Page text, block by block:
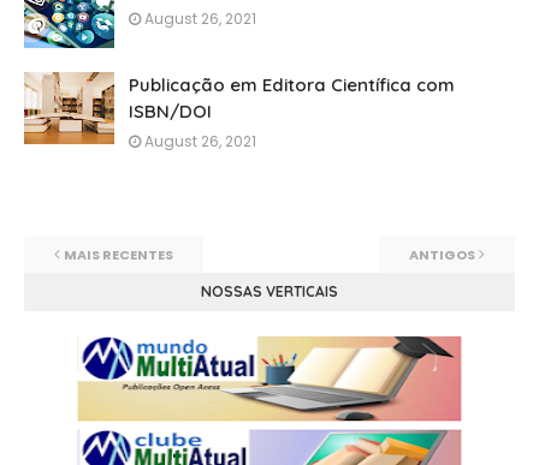
August 26, 2021
Publicação em Editora Científica com
ISBN/DOI
August 26, 2021
MAIS RECENTES ANTIGOS
NOSSAS VERTICAIS